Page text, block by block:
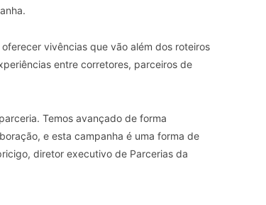
vivências que vão além dos roteiros
entre corretores, parceiros de
Temos avançado de forma
e esta campanha é uma forma de
diretor executivo de Parcerias da